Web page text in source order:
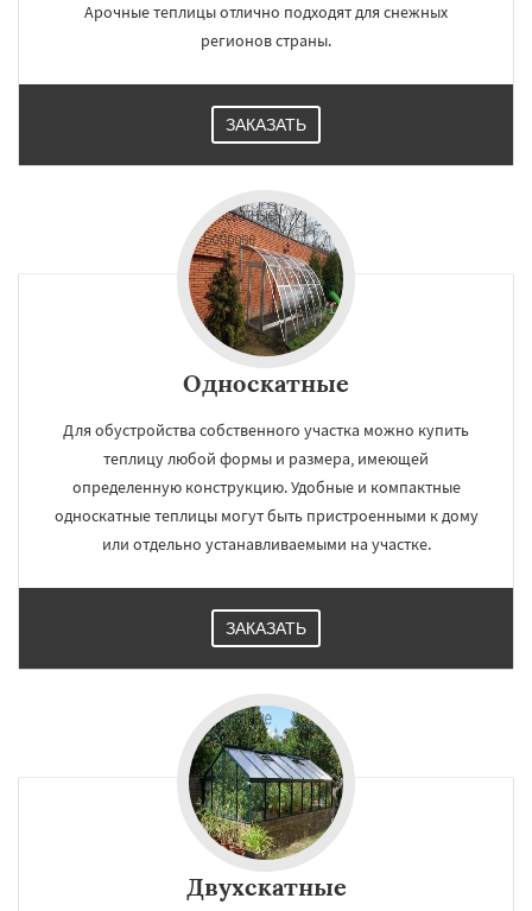
Арочные теплицы отлично подходят для снежных
регионов страны.
ЗАКАЗАТЬ
Односкатные
Для обустройства собственного участка можно купить
теплицу любой формы и размера, имеющей
определенную конструкцию. Удобные и компактные
односкатные теплицы могут быть пристроенными к дому
или отдельно устанавливаемыми на участке.
ЗАКАЗАТЬ
Двухскатные